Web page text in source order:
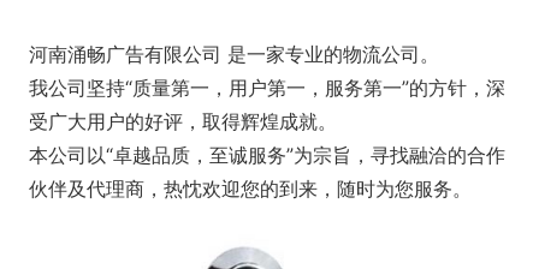
河南涌畅广告有限公司 是一家专业的物流公司。
我公司坚持“质量第一，用户第一，服务第一”的方针，深
受广大用户的好评，取得辉煌成就。
本公司以“卓越品质，至诚服务”为宗旨，寻找融洽的合作
伙伴及代理商，热忱欢迎您的到来，随时为您服务。